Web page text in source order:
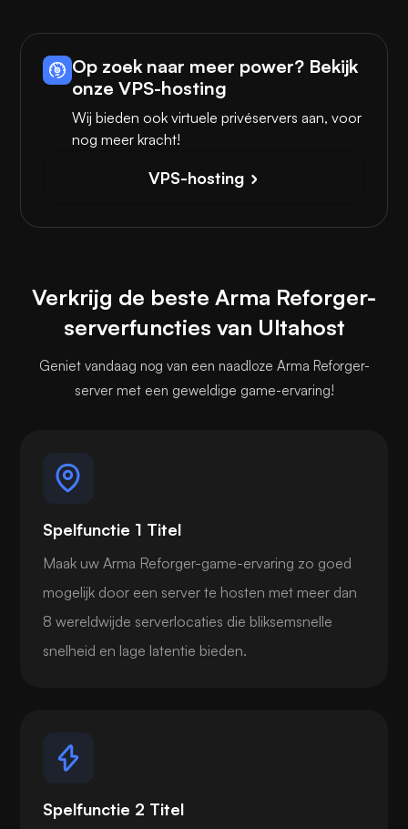
Op zoek naar meer power? Bekijk
onze VPS-hosting
Wij bieden ook virtuele privéservers aan, voor
nog meer kracht!
VPS-hosting
Verkrijg de beste Arma Reforger-
serverfuncties van Ultahost
Geniet vandaag nog van een naadloze Arma Reforger-
server met een geweldige game-ervaring!
Spelfunctie 1 Titel
Maak uw Arma Reforger-game-ervaring zo goed
mogelijk door een server te hosten met meer dan
8 wereldwijde serverlocaties die bliksemsnelle
snelheid en lage latentie bieden.
Spelfunctie 2 Titel